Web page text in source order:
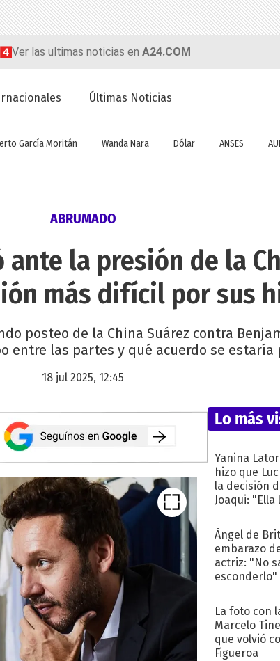
Ver las ultimas noticias en A24.COM
Últimas Noticias
García Moritán Wanda Nara Dólar ANSES
ABRUMADO
la presión de la
más difícil por sus
posteo de la China Suárez contra
entre las partes y qué acuerdo se estaría
18 jul 2025, 12:45
Lo más
Yanina
hizo que
la decisión
Joaqui: "Ella
Ángel de
embarazo
actriz: "No
esconderlo"
La foto con
Marcelo
que volvió
Figueroa